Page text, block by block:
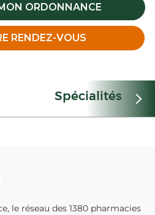
ORDONNANCE
RENDEZ-VOUS
Spécialités
le réseau des 1380 pharmacies